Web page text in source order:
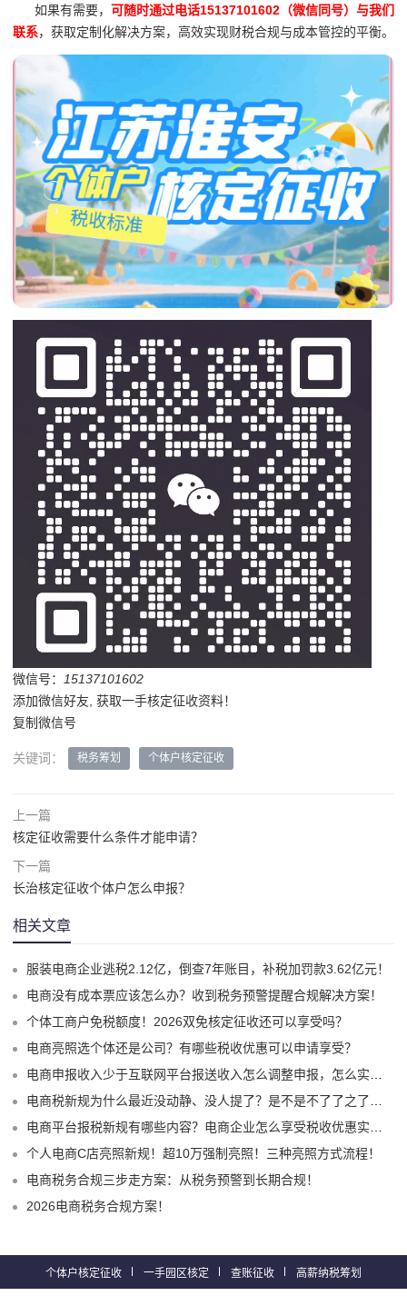
如果有需要， 可随时通过电话15137101602（微信同号）与我们
联系，获取定制化解决方案，高效实现财税合规与成本管控的平衡。
微信号：
15137101602
添加微信好友, 获取一手核定征收资料！
复制微信号
关键词： 税务筹划 个体户核定征收
上一篇
核定征收需要什么条件才能申请？
下一篇
长治核定征收个体户怎么申报？
相关文章
服装电商企业逃税2.12亿，倒查7年账目，补税加罚款3.62亿元！
电商没有成本票应该怎么办？收到税务预警提醒合规解决方案！
个体工商户免税额度！2026双免核定征收还可以享受吗？
电商亮照选个体还是公司？有哪些税收优惠可以申请享受？
电商申报收入少于互联网平台报送收入怎么调整申报，怎么实现合规申报享受税收优惠！
电商税新规为什么最近没动静、没人提了？是不是不了了之了嘛？
电商平台报税新规有哪些内容？电商企业怎么享受税收优惠实现税务合规？
个人电商C店亮照新规！超10万强制亮照！三种亮照方式流程！
电商税务合规三步走方案：从税务预警到长期合规！
2026电商税务合规方案！
个体户核定征收 一手园区核定 查账征收 高薪纳税筹划